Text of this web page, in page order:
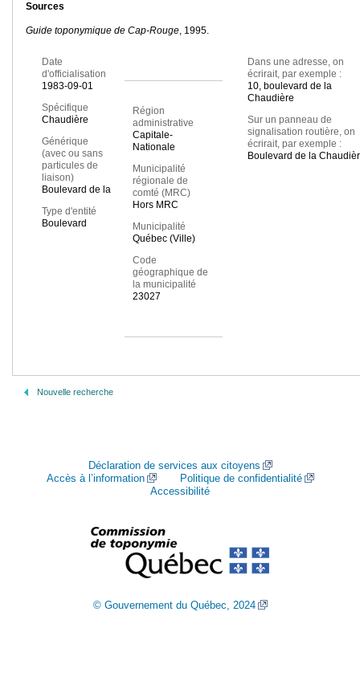
Sources
Guide toponymique de Cap-Rouge, 1995.
Date
d'officialisation
1983-09-01
Spécifique
Chaudière
Générique
(avec ou sans
particules de
liaison)
Boulevard de la
Type d'entité
Boulevard
Région
administrative
Capitale-
Nationale
Municipalité
régionale de
comté (MRC)
Hors MRC
Municipalité
Québec (Ville)
Code
géographique de
la municipalité
23027
Dans une adresse, on
écrirait, par exemple :
10, boulevard de la
Chaudière
Sur un panneau de
signalisation routière, on
écrirait, par exemple :
Boulevard de la
Nouvelle recherche
Déclaration de services aux citoyens
Accès à l’information
Politique de confidentialité
Accessibilité
© Gouvernement du Québec, 2024